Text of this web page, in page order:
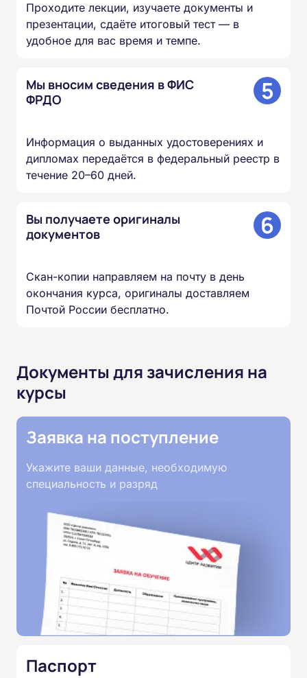
Проходите лекции, изучаете документы и
презентации, сдаёте итоговый тест — в
удобное для вас время и темпе.
Мы вносим сведения в ФИС
ФРДО
5
Информация о выданных удостоверениях и
дипломах передаётся в федеральный реестр в
течение 20–60 дней.
Вы получаете оригиналы
документов
6
Скан-копии направляем на почту в день
окончания курса, оригиналы доставляем
Почтой России бесплатно.
Документы для зачисления на
курсы
Заявка на поступление
Укажите ваши данные, необходимую
специальность и разряд
Паспорт